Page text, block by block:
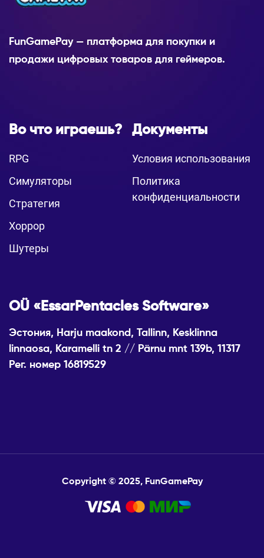
FunGamePay — платформа для покупки и
продажи цифровых товаров для геймеров.
Во что играешь?
RPG
Симуляторы
Стратегия
Хоррор
Шутеры
Документы
Условия использования
Политика
конфиденциальности
OÜ «EssarPentacles Software»
Эстония, Harju maakond, Tallinn, Kesklinna
linnaosa, Karamelli tn 2 // Pärnu mnt 139b, 11317
Рег. номер 16819529
Copyright © 2025, FunGamePay